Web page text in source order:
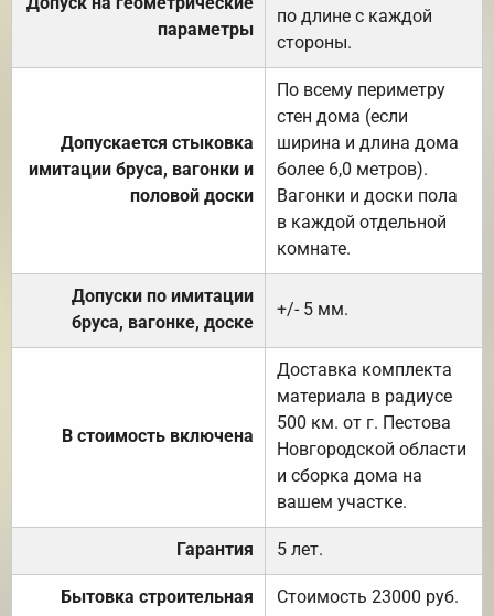
параметры
по длине с каждой
стороны.
Допускается стыковка
имитации бруса, вагонки и
половой доски
По всему периметру
стен дома (если
ширина и длина дома
более 6,0 метров).
Вагонки и доски пола
в каждой отдельной
комнате.
Допуски по имитации
бруса, вагонке, доске
+/- 5 мм.
В стоимость включена
Доставка комплекта
материала в радиусе
500 км. от г. Пестова
Новгородской области
и сборка дома на
вашем участке.
Гарантия 5 лет.
Бытовка строительная
Стоимость 23000 руб.